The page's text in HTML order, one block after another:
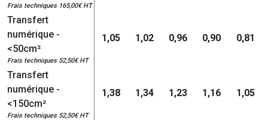
Frais techniques 165,00€ HT
Transfert
numérique -
<50cm²
Frais techniques 52,50€ HT
1,05 1,02 0,96 0,90 0,81
Transfert
numérique -
<150cm²
Frais techniques 52,50€ HT
1,38 1,34 1,23 1,16 1,05